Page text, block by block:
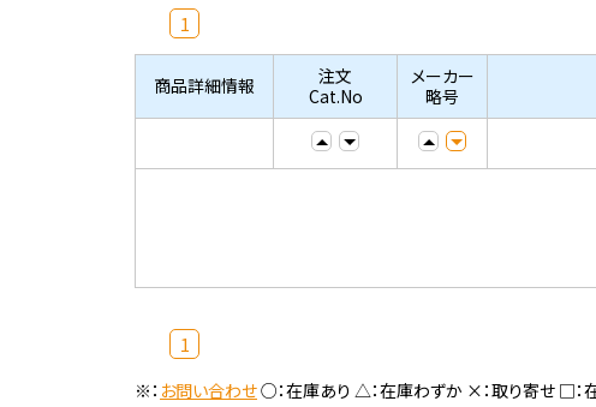
1
商品詳細情報
注文
Cat.No
メーカー
略号
1
※： お問い合わせ○：在庫あり △：在庫わずか ×：取り寄せ □：